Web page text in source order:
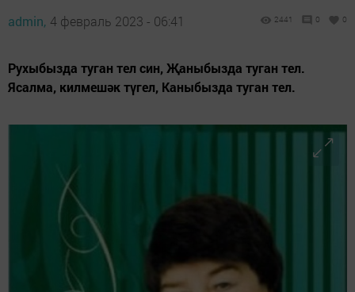
admin, 4 февраль 2023 - 06:41 2441 0 0
Рухыбызда туган тел син, Җаныбызда туган тел.
Ясалма, килмешәк түгел, Каныбызда туган тел.